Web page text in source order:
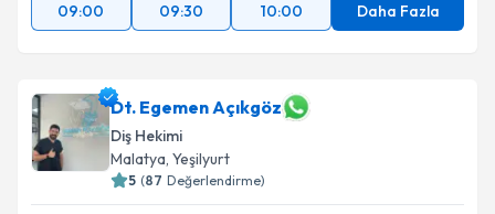
09:00
09:30 10:00 Daha Fazla
Dt. Egemen Açıkgöz
Diş Hekimi
Malatya, Yeşilyurt
5 (87 Değerlendirme)